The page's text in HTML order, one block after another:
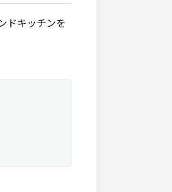
ドキッチンを